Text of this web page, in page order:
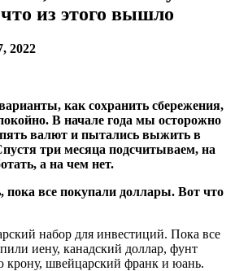
из этого вышло
2022
как сохранить сбережения,
В начале года мы осторожно
валют и пытались выжить в
три месяца подсчитываем, на
а на чем нет.
набор для инвестиций. Пока все
иену, канадский доллар, фунт
крону, швейцарский франк и юань.